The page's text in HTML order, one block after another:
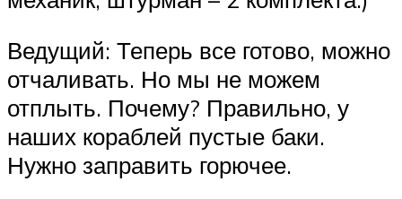
Ведущий: Теперь все готово, можно
отчаливать. Но мы не можем
отплыть. Почему? Правильно, у
наших кораблей пустые баки.
Нужно заправить горючее.